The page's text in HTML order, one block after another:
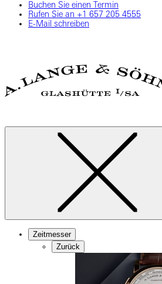
Buchen Sie einen Termin
Rufen Sie an ‎+1 ‎657 ‎205 ‎4555
E-Mail schreiben
Zeitmesser
Zurück